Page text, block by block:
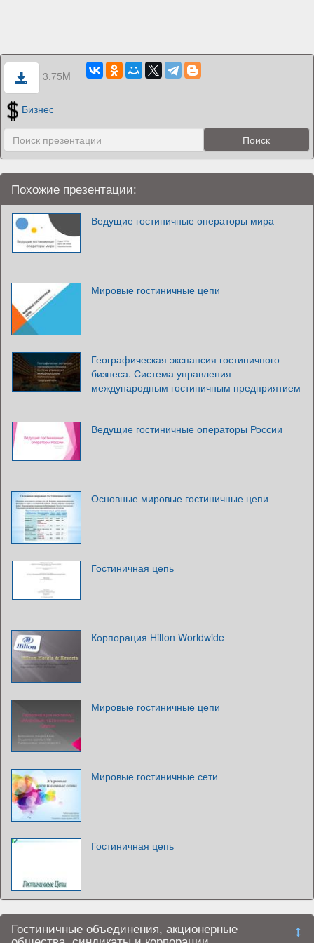
3.75M
Бизнес
Похожие презентации:
Ведущие гостиничные операторы мира
Мировые гостиничные цепи
Географическая экспансия гостиничного
бизнеса. Система управления
международным гостиничным предприятием
Ведущие гостиничные операторы России
Основные мировые гостиничные цепи
Гостиничная цепь
Корпорация Hilton Worldwide
Мировые гостиничные цепи
Мировые гостиничные сети
Гостиничная цепь
Гостиничные объединения, акционерные